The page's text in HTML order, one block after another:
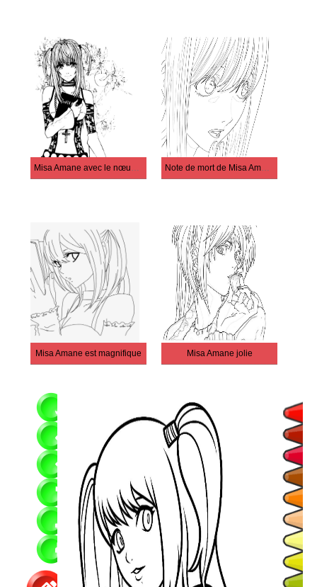
Misa Amane avec le nœud de la mort Note de mort de Misa Amane
Misa Amane est magnifique Misa Amane jolie